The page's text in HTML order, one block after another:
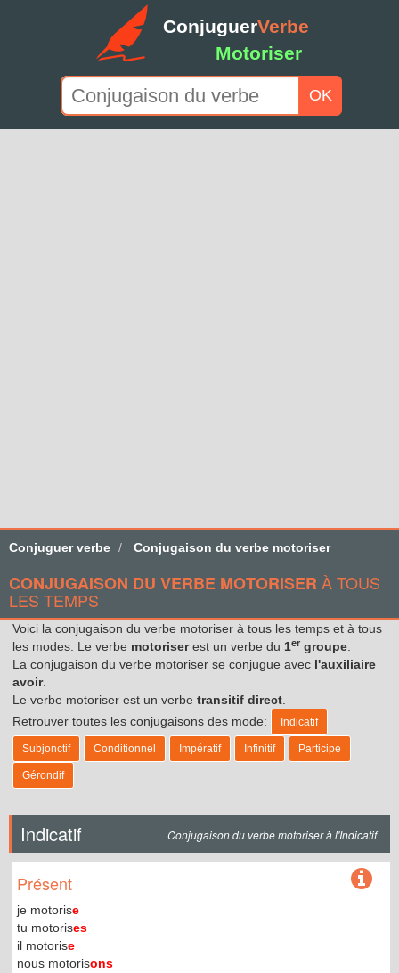
ConjuguerVerbe
Motoriser
OK
Conjuguer verbe Conjugaison du verbe motoriser
CONJUGAISON DU VERBE MOTORISER À TOUS
LES TEMPS
Voici la conjugaison du verbe motoriser à tous les temps et à tous
les modes. Le verbe motoriserest un verbe du 1er groupe
La conjugaison du verbe motoriser se conjugue avec l'auxiliaire
avoir.
Le verbe motoriser est un verbe transitif direct
Retrouver toutes les conjugaisons des mode:
Indicatif
Subjonctif Conditionnel Impératif Infinitif Participe
Gérondif
Indicatif Conjugaison du verbe motoriser à l'Indicatif
Présent
je motorise
tu motorises
il motorise
nous motorisons